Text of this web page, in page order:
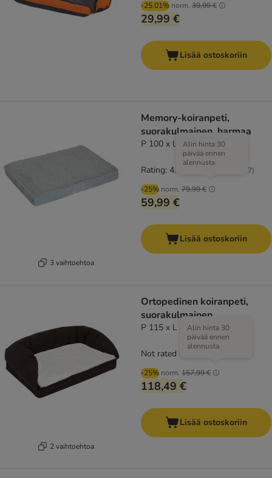
-25.01% norm. 39,99 €
29,99 €
Lisää ostoskoriin
3 vaihtoehtoa
Memory-koiranpeti,
suorakulmainen, harmaa
P 100 x L 65 x K 9,5 cm
-25% norm. 79,99 €
Alin hinta 30
päivää ennen
alennusta
59,99 €
Rating: 4.4/5 117)
Lisää ostoskoriin
2 vaihtoehtoa
Ortopedinen koiranpeti,
suorakulmainen
P 115 x L 70 x K 32 cm
-25% norm. 157,99 €
Alin hinta 30
päivää ennen
alennusta
118,49 €
Not rated
Lisää ostoskoriin